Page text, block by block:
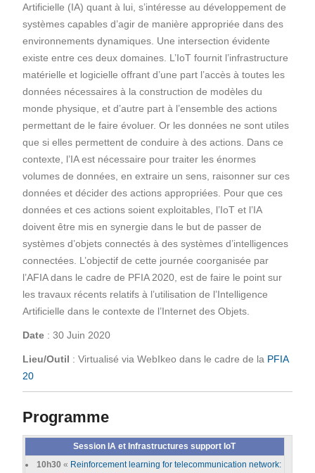
Artificielle (IA) quant à lui, s’intéresse au développement de
systèmes capables d’agir de manière appropriée dans des
environnements dynamiques. Une intersection évidente
existe entre ces deux domaines. L’IoT fournit l’infrastructure
matérielle et logicielle offrant d’une part l’accès à toutes les
données nécessaires à la construction de modèles du
monde physique, et d’autre part à l’ensemble des actions
permettant de le faire évoluer. Or les données ne sont utiles
que si elles permettent de conduire à des actions. Dans ce
contexte, l’IA est nécessaire pour traiter les énormes
volumes de données, en extraire un sens, raisonner sur ces
données et décider des actions appropriées. Pour que ces
données et ces actions soient exploitables, l’IoT et l’IA
doivent être mis en synergie dans le but de passer de
systèmes d’objets connectés à des systèmes d’intelligences
connectées. L’objectif de cette journée coorganisée par
l’AFIA dans le cadre de PFIA 2020, est de faire le point sur
les travaux récents relatifs à l’utilisation de l’Intelligence
Artificielle dans le contexte de l’Internet des Objets.
Date: 30 Juin 2020
Lieu/Outil : Virtualisé via WebIkeo dans le cadre de la PFIA
20
Programme
Session IA et Infrastructures support IoT
10h30 « Reinforcement learning for telecommunication network: